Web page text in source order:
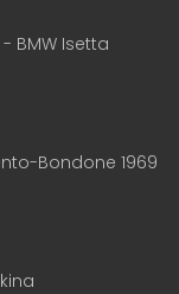
BMW Isetta
Bondone 1969